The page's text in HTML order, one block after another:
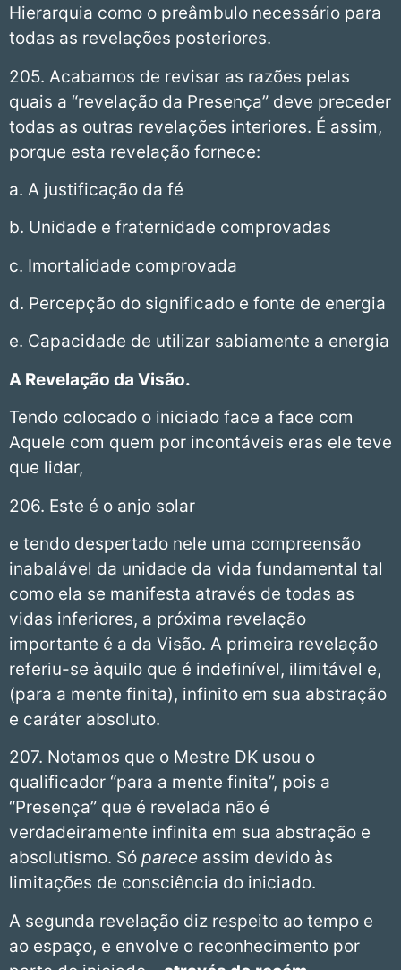
Hierarquia como o preâmbulo necessário para
todas as revelações posteriores.
205. Acabamos de revisar as razões pelas
quais a “revelação da Presença” deve preceder
todas as outras revelações interiores. É assim,
porque esta revelação fornece:
a. A justificação da fé
b. Unidade e fraternidade comprovadas
c. Imortalidade comprovada
d. Percepção do significado e fonte de energia
e. Capacidade de utilizar sabiamente a energia
A Revelação da Visão.
Tendo colocado o iniciado face a face com
Aquele com quem por incontáveis eras ele teve
que lidar,
206. Este é o anjo solar
e tendo despertado nele uma compreensão
inabalável da unidade da vida fundamental tal
como ela se manifesta através de todas as
vidas inferiores, a próxima revelação
importante é a da Visão. A primeira revelação
referiu-se àquilo que é indefinível, ilimitável e,
(para a mente finita), infinito em sua abstração
e caráter absoluto.
207. Notamos que o Mestre DK usou o
qualificador “para a mente finita”, pois a
“Presença” que é revelada não é
verdadeiramente infinita em sua abstração e
absolutismo. Só parece assim devido às
limitações de consciência do iniciado.
A segunda revelação diz respeito ao tempo e
ao espaço, e envolve o reconhecimento por